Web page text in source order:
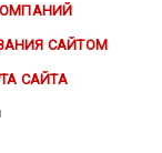
САЙТОМ
САЙТА